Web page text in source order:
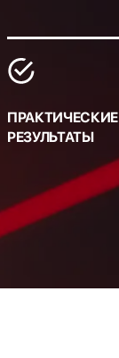
ПРАКТИЧЕСКИЕ
РЕЗУЛЬТАТЫ